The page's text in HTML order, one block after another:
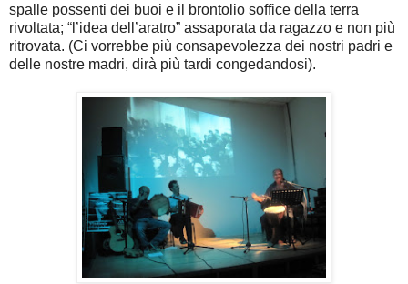
spalle possenti dei buoi e il brontolio soffice della terra
rivoltata; “l’idea dell’aratro” assaporata da ragazzo e non più
ritrovata. (Ci vorrebbe più consapevolezza dei nostri padri e
delle nostre madri, dirà più tardi congedandosi).